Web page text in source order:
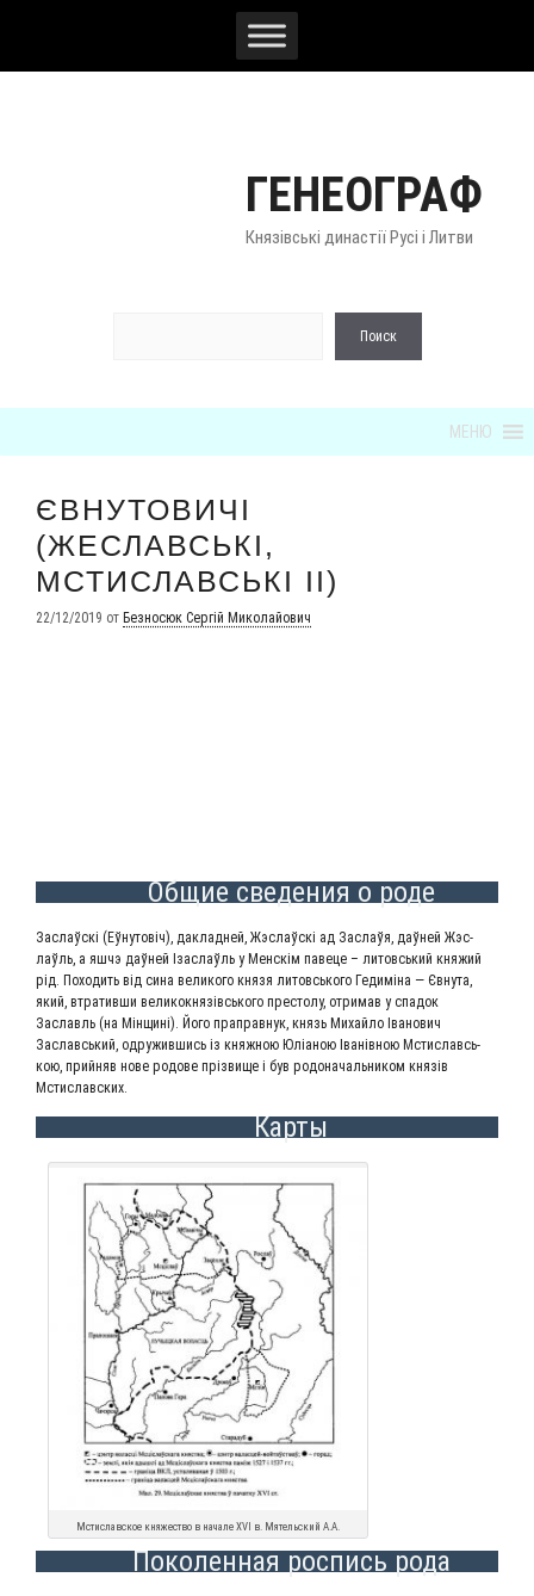
ГЕНЕОГРАФ
Князівські династії Русі і Литви
Поиск
МЕНЮ
ЄВНУТОВИЧІ
(ЖЕСЛАВСЬКІ,
МСТИСЛАВСЬКІ II)
22/12/2019 от Безносюк Сергій Миколайович
Общие сведения о роде
Заслаўскі (Еўну­то­віч), даклад­ней, Жэс­лаўскі ад Заслаўя, даў­ней Жэс­
лаўль, а яшчэ даў­ней Іза­слаўль у Мен­скім паве­це – литовсь­кий кня­жий
рід. Похо­дить від сина вели­ко­го кня­зя литовсь­ко­го Геди­мі­на — Євну­та,
який, втра­тив­ши вели­кок­нязівсь­ко­го пре­сто­лу, отри­мав у спа­док
Заславль (на Мін­щині). Його пра­пра­внук, князь Михай­ло Іва­но­вич
Заславсь­кий, одру­жив­шись із княж­ною Юліа­ною Іванів­ною Мсти­славсь­
кою, прий­няв нове родо­ве пріз­ви­ще і був родо­на­чаль­ни­ком князів
Мстиславских.
Карты
Мсти­слав­ское кня­же­ство в нача­ле XVI в. Мятель­ский А.А.
Поколенная роспись рода